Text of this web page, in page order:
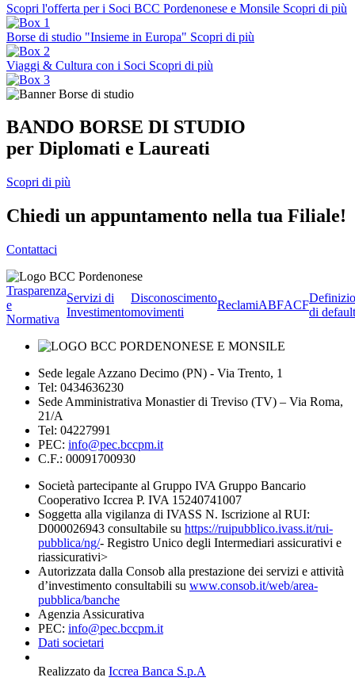
Scopri l'offerta per i Soci BCC Pordenonese e Monsile Scopri di più
Borse di studio "Insieme in Europa" Scopri di più
Viaggi & Cultura con i Soci Scopri di più
BANDO BORSE DI STUDIO
per Diplomati e Laureati
Scopri di più
Chiedi un appuntamento nella tua Filiale!
Contattaci
Trasparenza
e
Normativa
Servizi di
Investimento
Disconoscimento
movimenti
ReclamiABFACF
di default
Sede legale Azzano Decimo (PN) - Via Trento, 1
Tel: 0434636230
Sede Amministrativa Monastier di Treviso (TV) – Via Roma,
21/A
Tel: 04227991
PEC: info@pec.bccpm.it
C.F.: 00091700930
Società partecipante al Gruppo IVA Gruppo Bancario
Cooperativo Iccrea P. IVA 15240741007
Soggetta alla vigilanza di IVASS N. Iscrizione al RUI:
D000026943 consultabile su https://ruipubblico.ivass.it/rui-
pubblica/ng/- Registro Unico degli Intermediari assicurativi e
riassicurativi>
Autorizzata dalla Consob alla prestazione dei servizi e attività
d’investimento consultabili su www.consob.it/web/area-
pubblica/banche
Agenzia Assicurativa
PEC: info@pec.bccpm.it
Dati societari
Realizzato da Iccrea Banca S.p.A